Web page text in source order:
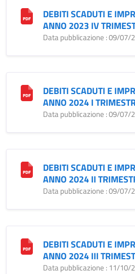
DEBITI SCADUTI E
ANNO 2023 IV
Data pubblicazione : 09/07/
DEBITI SCADUTI E
ANNO 2024 I
Data pubblicazione : 09/07/
DEBITI SCADUTI E
ANNO 2024 II
Data pubblicazione : 09/07/
DEBITI SCADUTI E
ANNO 2024 III
Data pubblicazione : 11/10/